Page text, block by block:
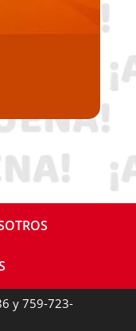
y 759-723-